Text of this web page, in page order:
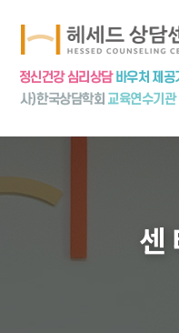
프로그램
심리상담
놀이치료
집단상담
상
센